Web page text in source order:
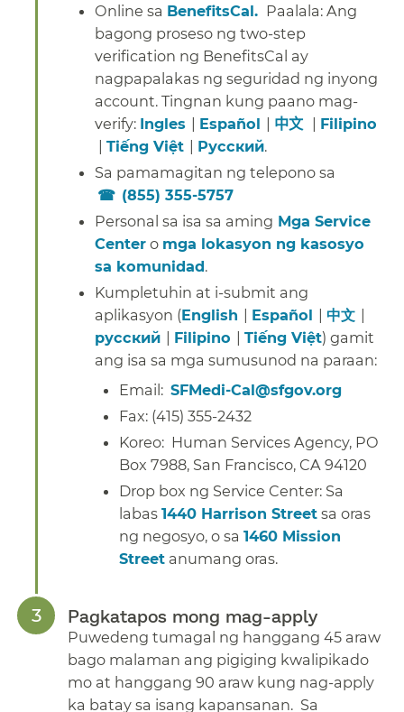
Online sa BenefitsCal. Paalala: Ang
bagong proseso ng two-step
verification ng BenefitsCal ay
nagpapalakas ng seguridad ng inyong
account. Tingnan kung paano mag-
verify: Ingles ​​ | Español ​​ | 中文 ​​ | Filipino
| Tiếng Việt ​​ | Русский.​​
Sa pamamagitan ng telepono sa
(855) 355-5757​​
Personal sa isa sa aming Mga Service
Center o mga lokasyon ng kasosyo
sa komunidad.​​
Kumpletuhin at i-submit ang
aplikasyon (English ​​ | Español ​​ | 中文 ​​ |
русский ​​ | Filipino ​​ | Tiếng Việt) gamit
ang isa sa mga sumusunod na paraan:​​
Email: SFMedi-Cal@sfgov.org
Fax: (415) 355-2432​​
Koreo: Human Services Agency, PO
Box 7988, San Francisco, CA 94120​​
Drop box ng Service Center: Sa
labas 1440 Harrison Street sa oras
ng negosyo, o sa 1460 Mission
Street anumang oras.​​
Pagkatapos mong mag-apply​​
Puwedeng tumagal ng hanggang 45 araw
bago malaman ang pigiging kwalipikado
mo at hanggang 90 araw kung nag-apply
ka batay sa isang kapansanan. Sa